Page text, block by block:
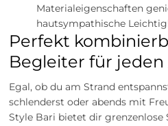
Materialeigenschaften
hautsympathische
Perfekt
Begleiter für jeden
Egal, ob du am Strand
schlenderst oder abends mit
Style Bari bietet dir